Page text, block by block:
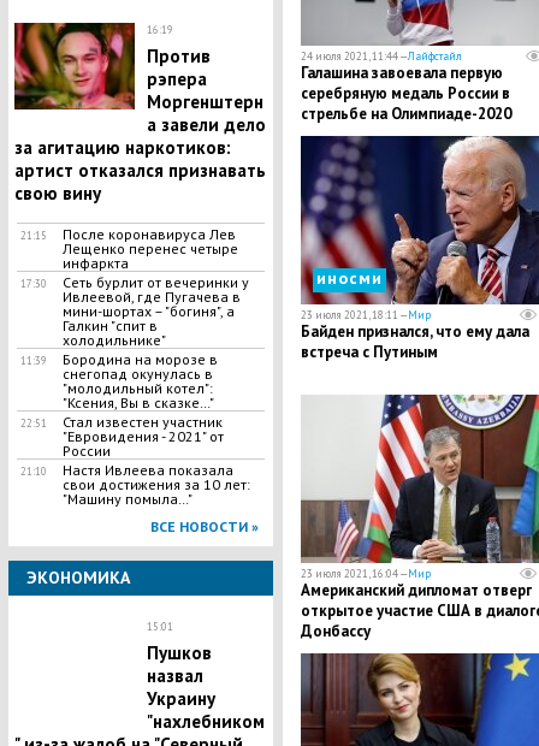
16:19
Против
рэпера
Моргенштерн
а завели дело
за агитацию наркотиков:
артист отказался признавать
свою вину
21:15
После коронавируса Лев
Лещенко перенес четыре
инфаркта
17:30
Сеть бурлит от вечеринки у
Ивлеевой, где Пугачева в
мини-шортах – "богиня", а
Галкин "спит в
холодильнике"
11:39
Бородина на морозе в
снегопад окунулась в
"молодильный котел":
"Ксения, Вы в сказке…"
22:51
Стал известен участник
"Евровидения - 2021" от
России
21:10
Настя Ивлеева показала
свои достижения за 10 лет:
"Машину помыла…"
ВСЕ НОВОСТИ »
ЭКОНОМИКА
15:01
Пушков
назвал
Украину
"нахлебником
24 июля 2021, 11:44 —Лайфстайл
Галашина завоевала первую
серебряную медаль России в
стрельбе на Олимпиаде-2020
иносми
23 июля 2021, 18:11 —Мир
Байден признался, что ему дала
встреча с Путиным
23 июля 2021, 16:04 —Мир
Американский дипломат отверг
открытое участие США в
Донбассу